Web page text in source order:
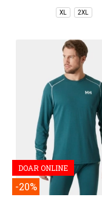
XL 2XL
DOAR ONLINE
-20%